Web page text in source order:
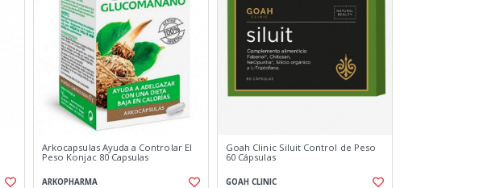
Arkocapsulas Ayuda a Controlar El
Peso Konjac 80 Capsulas
ARKOPHARMA
Goah Clinic Siluit Control de Peso
60 Cápsulas
GOAH CLINIC